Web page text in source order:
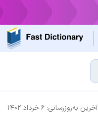
آخرین به‌روزرسانی: ۶ خرداد ۱۴۰۲